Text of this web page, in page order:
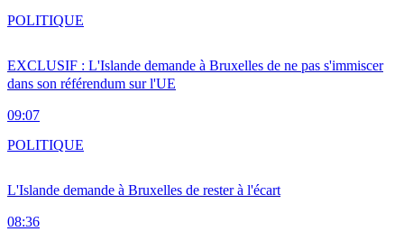
EXCLUSIF : L'Islande demande à Bruxelles de ne pas s'immiscer
dans son référendum sur l'UE
09:07
POLITIQUE
L'Islande demande à Bruxelles de rester à l'écart
08:36
POLITIQUE